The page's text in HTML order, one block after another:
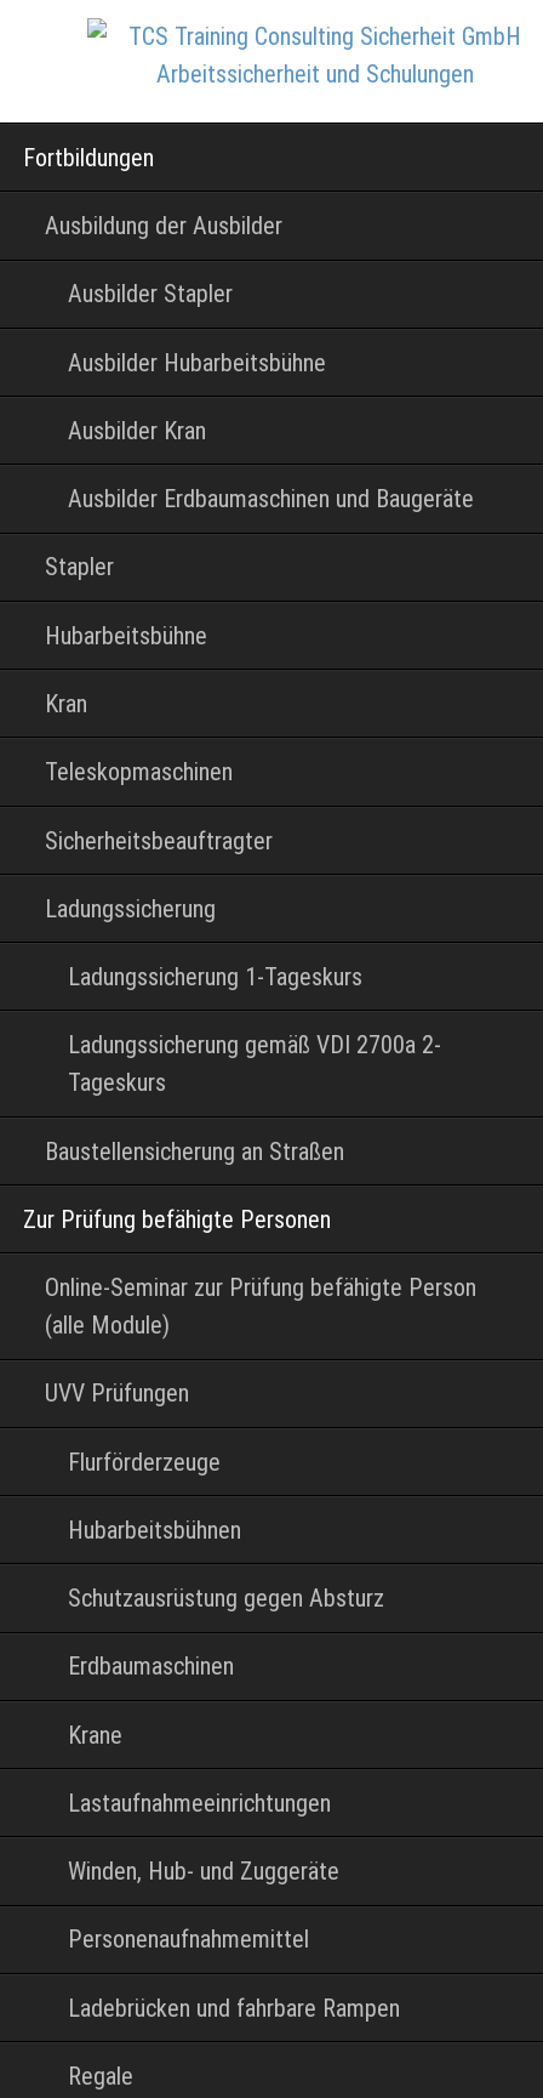
Navigation
überspringen
Fortbildungen
Ausbildung der Ausbilder
Ausbilder Stapler
Ausbilder Hubarbeitsbühne
Ausbilder Kran
Ausbilder Erdbaumaschinen und Baugeräte
Stapler
Hubarbeitsbühne
Kran
Teleskopmaschinen
Sicherheitsbeauftragter
Ladungssicherung
Ladungssicherung 1-Tageskurs
Ladungssicherung gemäß VDI 2700a 2-
Tageskurs
Baustellensicherung an Straßen
Zur Prüfung befähigte Personen
Online-Seminar zur Prüfung befähigte Person
(alle Module)
UVV Prüfungen
Flurförderzeuge
Hubarbeitsbühnen
Schutzausrüstung gegen Absturz
Erdbaumaschinen
Krane
Lastaufnahmeeinrichtungen
Winden, Hub- und Zuggeräte
Personenaufnahmemittel
Ladebrücken und fahrbare Rampen
Regale